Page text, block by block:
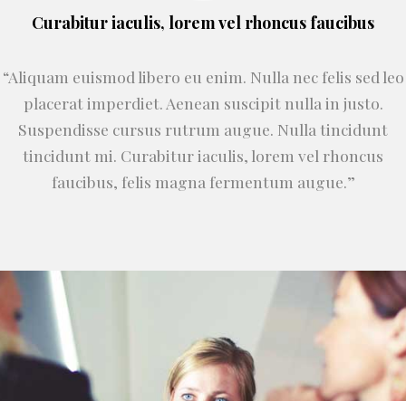
Curabitur iaculis, lorem vel rhoncus faucibus
“Aliquam euismod libero eu enim. Nulla nec felis sed leo
placerat imperdiet. Aenean suscipit nulla in justo.
Suspendisse cursus rutrum augue. Nulla tincidunt
tincidunt mi. Curabitur iaculis, lorem vel rhoncus
faucibus, felis magna fermentum augue.”